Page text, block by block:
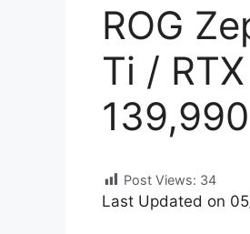
ROG
Ti /
Post Views: 34
Last Updated on